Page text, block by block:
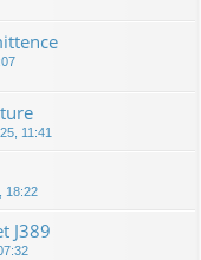
11:41
18:22
J389